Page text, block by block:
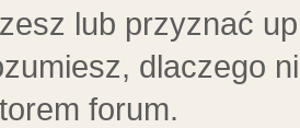
lub przyznać
dlaczego
forum.